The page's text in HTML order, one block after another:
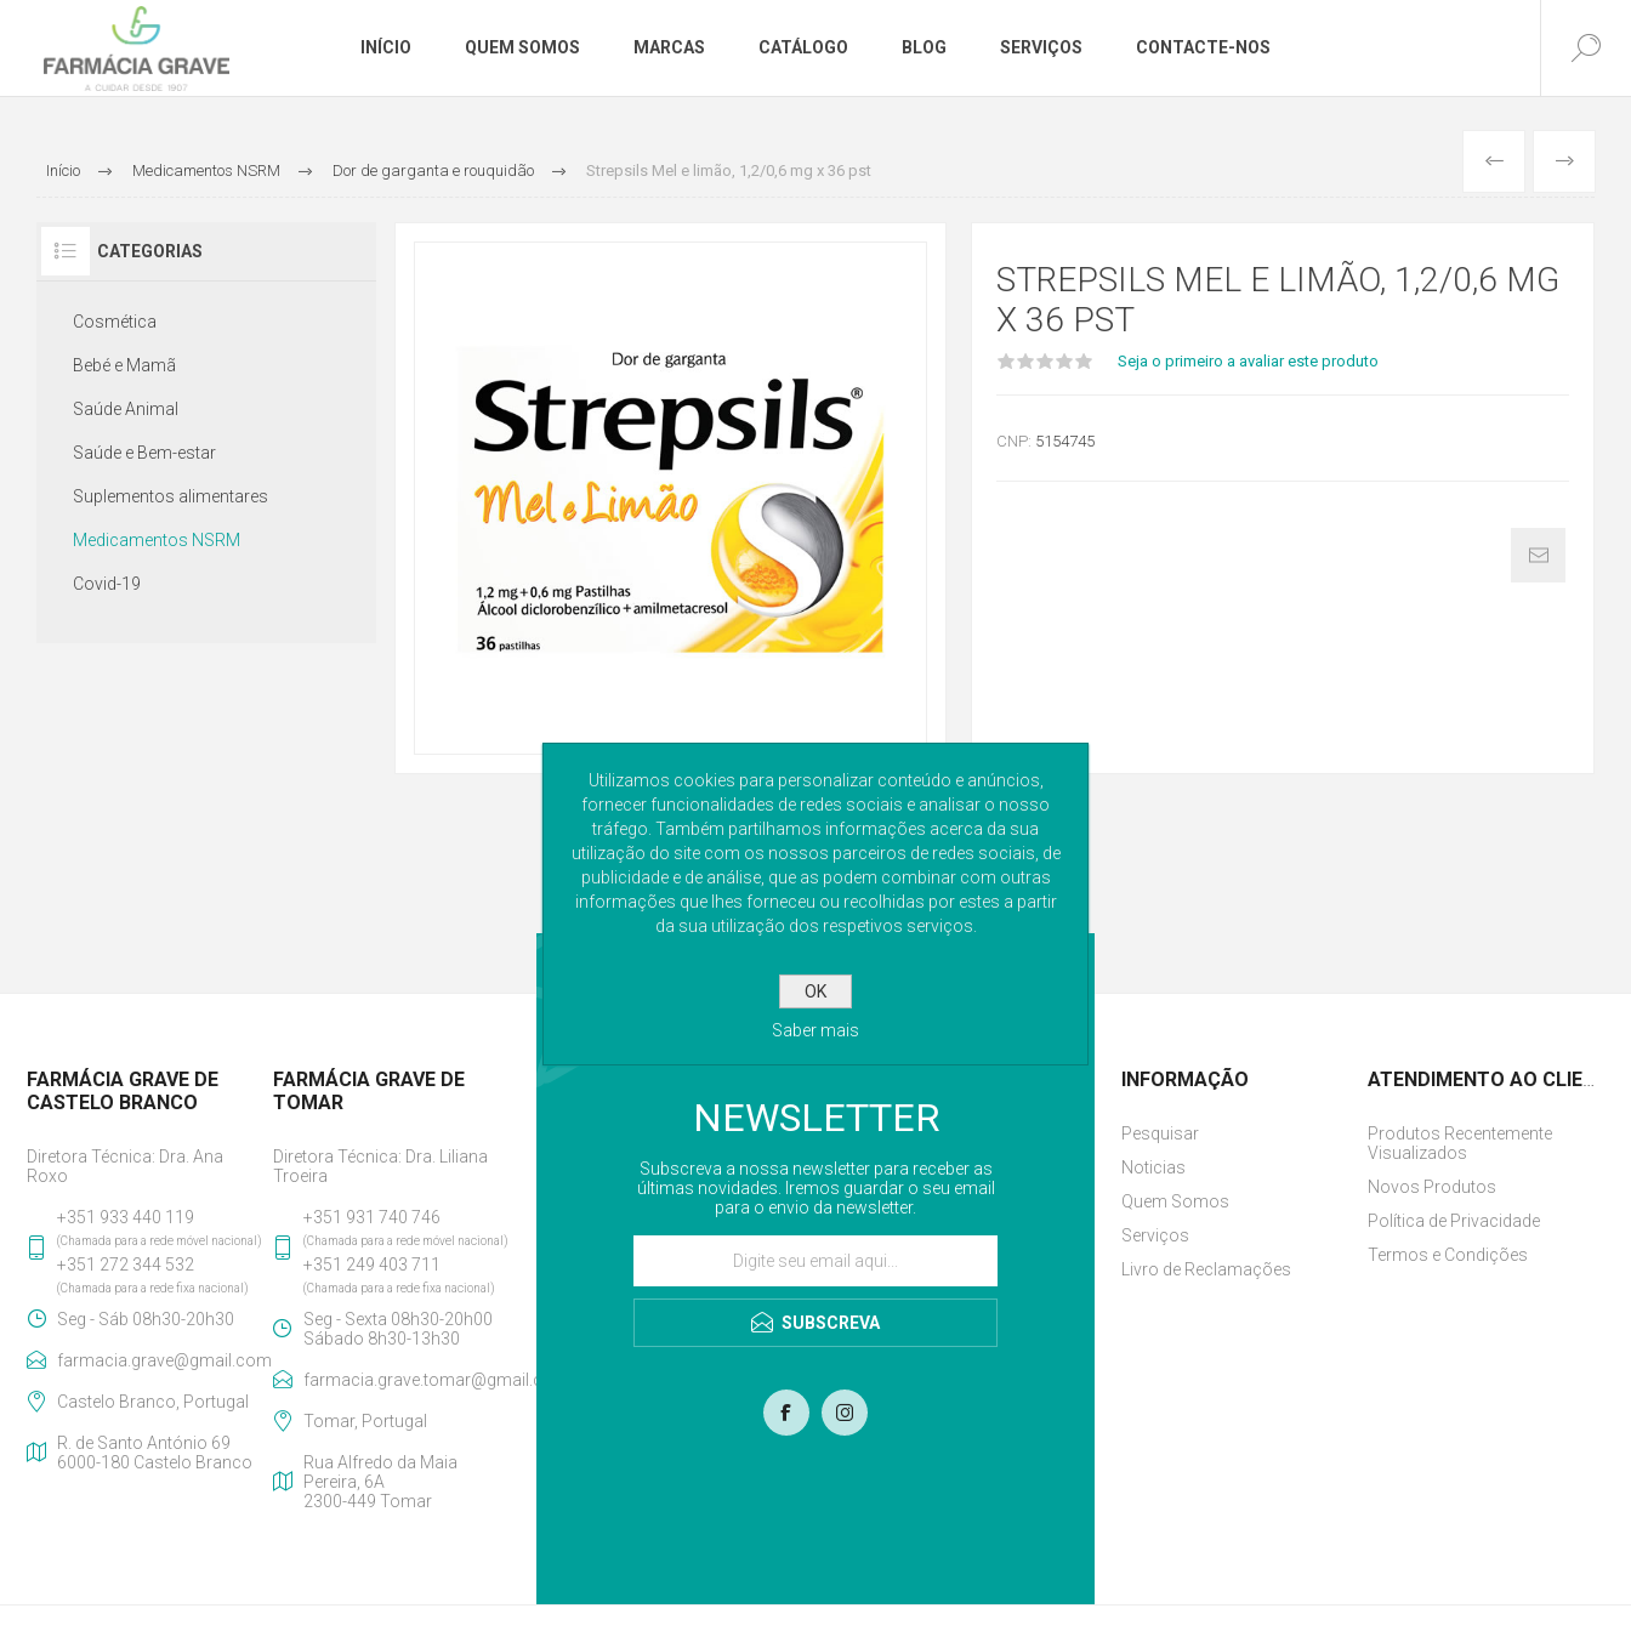
INÍCIO QUEM SOMOS MARCAS CATÁLOGO BLOG SERVIÇOS CONTACTE-NOS
Início Medicamentos NSRM Dor de garganta e rouquidão Strepsils Mel e limão, 1,2/0,6 mg x 36 pst ANTERIORSEGUINTE
CATEGORIAS
Cosmética
Bebé e Mamã
Saúde Animal
Saúde e Bem-estar
Suplementos alimentares
Medicamentos NSRM
Covid-19
STREPSILS MEL E LIMÃO, 1,2/0,6 MG
X 36 PST
Seja o primeiro a avaliar este produto
CNP: 5154745
NEWSLETTER
Subscreva a nossa newsletter para receber as
últimas novidades. Iremos guardar o seu email
para o envio da newsletter.
SUBSCREVA
FARMÁCIA GRAVE DE
CASTELO BRANCO
Diretora Técnica: Dra. Ana
Roxo
+351 933 440 119
(Chamada para a rede móvel nacional)
+351 272 344 532
(Chamada para a rede fixa nacional)
Seg - Sáb 08h30-20h30
farmacia.grave@gmail.com
Castelo Branco, Portugal
R. de Santo António 69
6000-180 Castelo Branco
FARMÁCIA GRAVE DE
TOMAR
Diretora Técnica: Dra. Liliana
Troeira
+351 931 740 746
(Chamada para a rede móvel nacional)
+351 249 403 711
(Chamada para a rede fixa nacional)
Seg - Sexta 08h30-20h00
Sábado 8h30-13h30
farmacia.grave.tomar@gmail.com
Tomar, Portugal
Rua Alfredo da Maia
Pereira, 6A
2300-449 Tomar
INFORMAÇÃO
Pesquisar
Noticias
Quem Somos
Serviços
Livro de Reclamações
ATENDIMENTO AO CLIENTE
Produtos Recentemente
Visualizados
Novos Produtos
Política de Privacidade
Termos e Condições
Utilizamos cookies para personalizar conteúdo e anúncios,
fornecer funcionalidades de redes sociais e analisar o nosso
tráfego. Também partilhamos informações acerca da sua
utilização do site com os nossos parceiros de redes sociais, de
publicidade e de análise, que as podem combinar com outras
informações que lhes forneceu ou recolhidas por estes a partir
da sua utilização dos respetivos serviços.
OK
Saber mais